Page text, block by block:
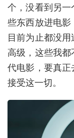
个，没看到另
些东西放进电
目前为止都没
高级，这些我
代电影，要真
接受这一切。